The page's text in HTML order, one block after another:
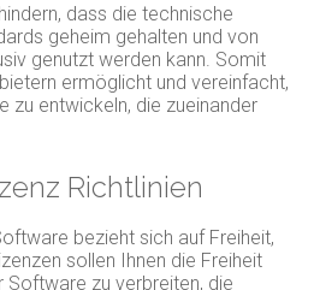
dass die technische
geheim gehalten und von
genutzt werden kann. Somit
ermöglicht und vereinfacht,
zu entwickeln, die zueinander
Richtlinien
bezieht sich auf Freiheit,
sollen Ihnen die Freiheit
Software zu verbreiten, die